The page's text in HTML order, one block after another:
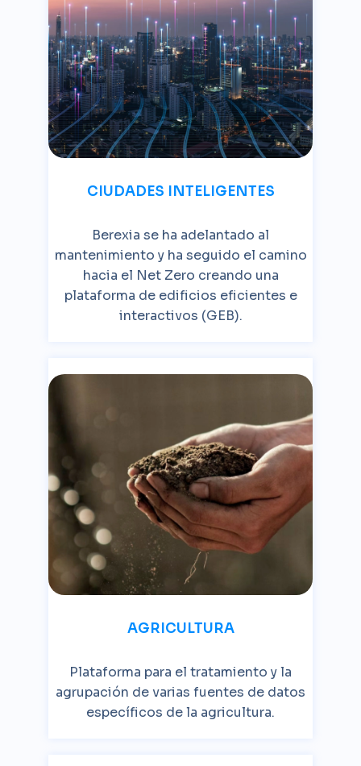
CIUDADES INTELIGENTES
Berexia se ha adelantado al
mantenimiento y ha seguido el camino
hacia el Net Zero creando una
plataforma de edificios eficientes e
interactivos (GEB).
AGRICULTURA
Plataforma para el tratamiento y la
agrupación de varias fuentes de datos
específicos de la agricultura.